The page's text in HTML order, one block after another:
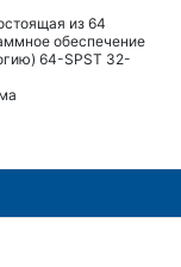
из 64
обеспечение
64-SPST 32-